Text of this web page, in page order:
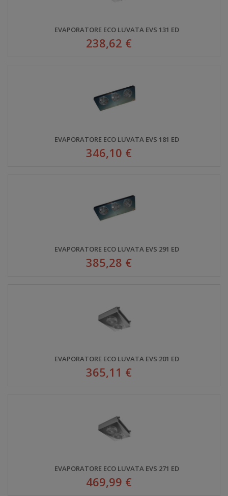
EVAPORATORE ECO LUVATA EVS 131 ED
238,62 €
EVAPORATORE ECO LUVATA EVS 181 ED
346,10 €
EVAPORATORE ECO LUVATA EVS 291 ED
385,28 €
EVAPORATORE ECO LUVATA EVS 201 ED
365,11 €
EVAPORATORE ECO LUVATA EVS 271 ED
469,99 €